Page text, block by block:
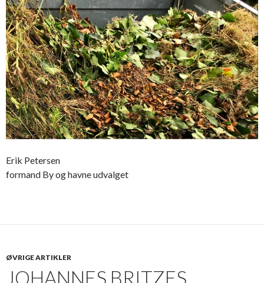
Erik Petersen
formand By og havne udvalget
ØVRIGE ARTIKLER
JOHANNES BRITZES